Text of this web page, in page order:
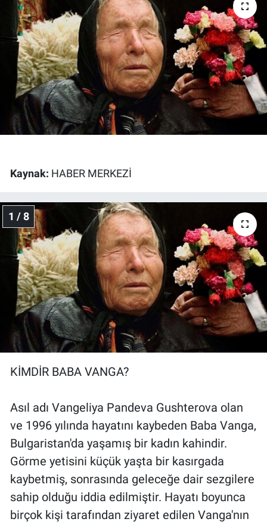
Kaynak: HABER MERKEZİ
1 / 8
KİMDİR BABA VANGA?
Asıl adı Vangeliya Pandeva Gushterova olan
ve 1996 yılında hayatını kaybeden Baba Vanga,
Bulgaristan'da yaşamış bir kadın kahindir.
Görme yetisini küçük yaşta bir kasırgada
kaybetmiş, sonrasında geleceğe dair sezgilere
sahip olduğu iddia edilmiştir. Hayatı boyunca
birçok kişi tarafından ziyaret edilen Vanga'nın
Eğlence
Ekonomi
Forum
Gerçeğin İzinde
Gün Bitiyor
Gün Ortası
Gündem Özel
Günün görüntüsü
Haber
İlan
Kültür Sanat
Ne demişti
Nedir
Popüler